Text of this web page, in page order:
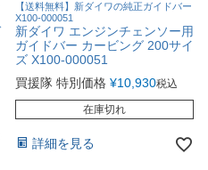
【送料無料】新ダイワの純正ガイドバー
X100-000051
新ダイワ エンジンチェンソー用
ガイドバー カービング 200サイ
ズ X100-000051
買援隊 特別価格 ¥10,930税込
在庫切れ
詳細を見る